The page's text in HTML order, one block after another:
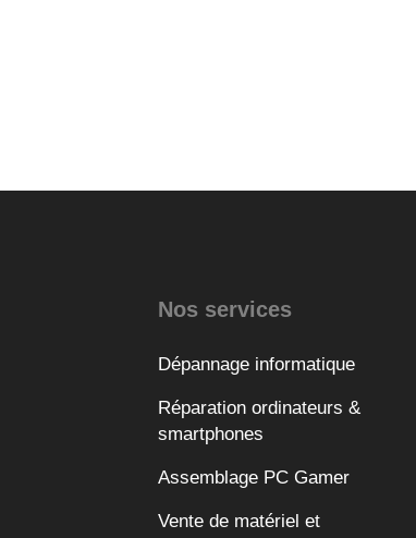
Nos services
Dépannage informatique
Réparation ordinateurs &
smartphones
Assemblage PC Gamer
Vente de matériel et